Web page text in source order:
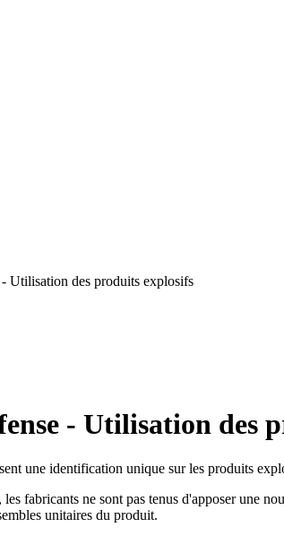
Utilisation des produits explosifs
- Utilisation des
une identification unique sur les produits
fabricants ne sont pas tenus d'apposer une
unitaires du produit.